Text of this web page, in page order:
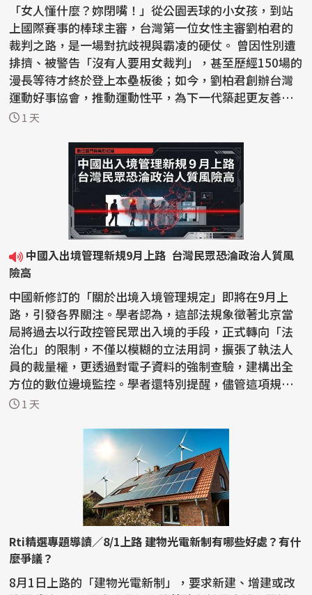
「女人懂什麼？妳閉嘴！」從公園丟球的小女孩，到站
上國際賽事的棒球主審，台灣第一位女性主審劉柏君的
裁判之路，是一場對抗歧視與霸凌的硬仗。 曾因性別遭
排擠、被警告「沒有人要用女裁判」，甚至歷經150場的
漫長等待才終於登上本壘板後；如今，劉柏君創辦台灣
運動好事協會，推動運動性平，為下一代築起更友善的
紅土...
1 天
險高
中國新修訂的「關於出境入境管理規定」即將在9月上
路，引發各界關注。學者認為，這部法規象徵著北京當
局將過去以行政控管民眾出入境的手段，正式轉向「法
治化」的限制，不僅以模糊的立法用詞，擴張了執法人
員的裁量權，更透過對電子資料的強制查驗，建構出全
方位的數位邊境監控。學者還特別提醒，儘管這項規定
的對象...
1 天
Rti精選專題導讀／8/1上路 建物光電新制有哪些好處？有什
麼爭議？
8月1日上路的「建物光電新制」，要求新建、增建或改